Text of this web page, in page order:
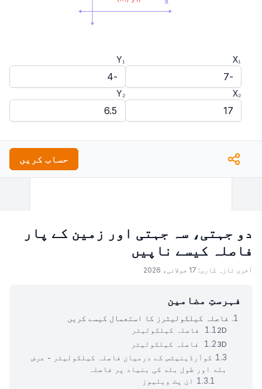
X₁
Y₁
X₂
Y₂
حساب کریں
دو جہتی، سہ جہتی اور زمین کے پار
فاصلہ کیسے ناپیں
آخری تازہ کاری: 17 جولائی، 2026
فہرستِ مضامین
فاصلہ کیلکولیٹرز کا استعمال کیسے کریں
2D فاصلہ کیلکولیٹر
3D فاصلہ کیلکولیٹر
کوآرڈینیٹس کے درمیان فاصلہ کیلکولیٹر - عرض
بلد اور طول بلد کی بنیاد پر فاصلہ
ان پٹ ویلیوز